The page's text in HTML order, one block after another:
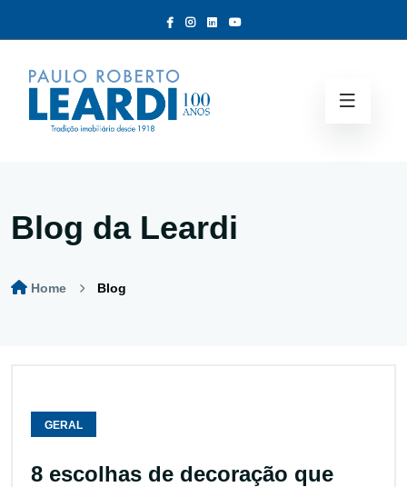
Blog da Leardi
Home Blog
GERAL
8 escolhas de decoração que